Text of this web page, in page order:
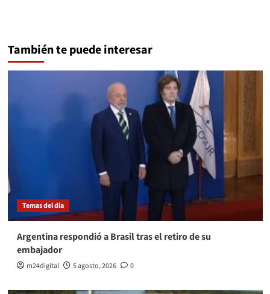
También te puede interesar
Temas del dia
Argentina respondió a Brasil tras el retiro de su
embajador
m24digital 5 agosto, 2026 0